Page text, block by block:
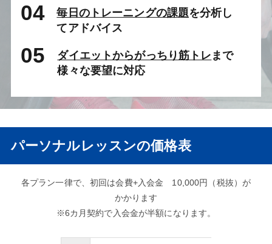
04 毎日のトレーニングの課題を分析し
てアドバイス
05 ダイエットからがっちり筋トレ まで
様々な要望に対応
パーソナルレッスンの価格表
各プラン一律で、初回は会費+入会金 10,000円（税抜）が
かかります
※6カ月契約で入会金が半額になります。